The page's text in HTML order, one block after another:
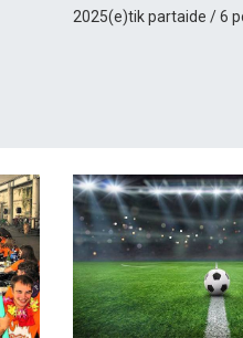
2025(e)tik partaide / 6